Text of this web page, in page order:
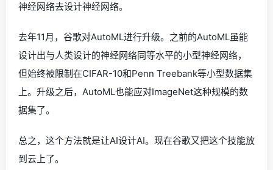
神经网络去设计神经网络。
去年11月，谷歌对AutoML进行升级。之前的AutoML虽能
设计出与人类设计的神经网络同等水平的小型神经网络，
但始终被限制在CIFAR-10和Penn Treebank等小型数据集
上。升级之后，AutoML也能应对ImageNet这种规模的数
据集了。
总之，这个方法就是让AI设计AI。现在谷歌又把这个技能放
到云上了。